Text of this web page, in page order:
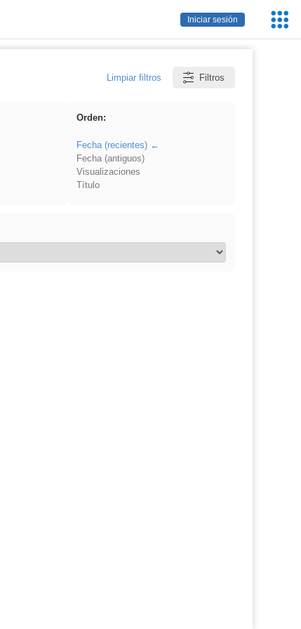
Iniciar sesión
Limpiar filtros Filtros
Orden:
Fecha (recientes)
Fecha (antiguos)
Visualizaciones
Título